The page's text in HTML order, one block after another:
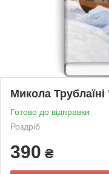
Микола
Готово до відправки
Роздріб
390 ₴